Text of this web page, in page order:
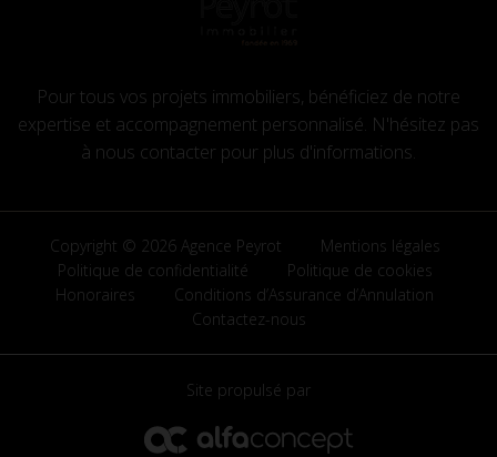
Pour tous vos projets immobiliers, bénéficiez de notre
expertise et accompagnement personnalisé. N'hésitez pas
à nous contacter pour plus d'informations.
Copyright © 2026 Agence Peyrot
Mentions légales
Politique de confidentialité
Politique de cookies
Honoraires
Conditions d’Assurance d’Annulation
Contactez-nous
Site propulsé par